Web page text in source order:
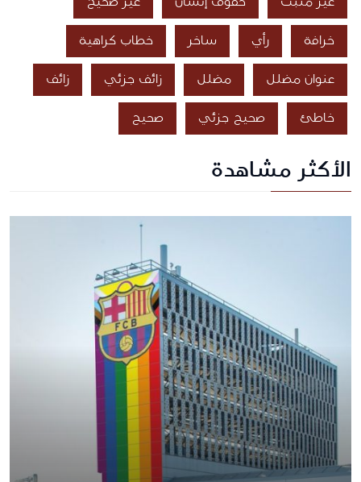
خرافة رأي ساخر خطاب كراهية
عنوان مضلل مضلل زائف جزئي زائف
خاطئ صحيح جزئي صحيح
الأكثر مشاهدة